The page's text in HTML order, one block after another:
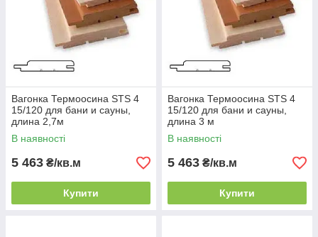
Вагонка Термоосина STS 4
15/120 для бани и сауны,
длина 2,7м
В наявності
5 463 ₴/кв.м
Купити
Вагонка Термоосина STS 4
15/120 для бани и сауны,
длина 3 м
В наявності
5 463 ₴/кв.м
Купити